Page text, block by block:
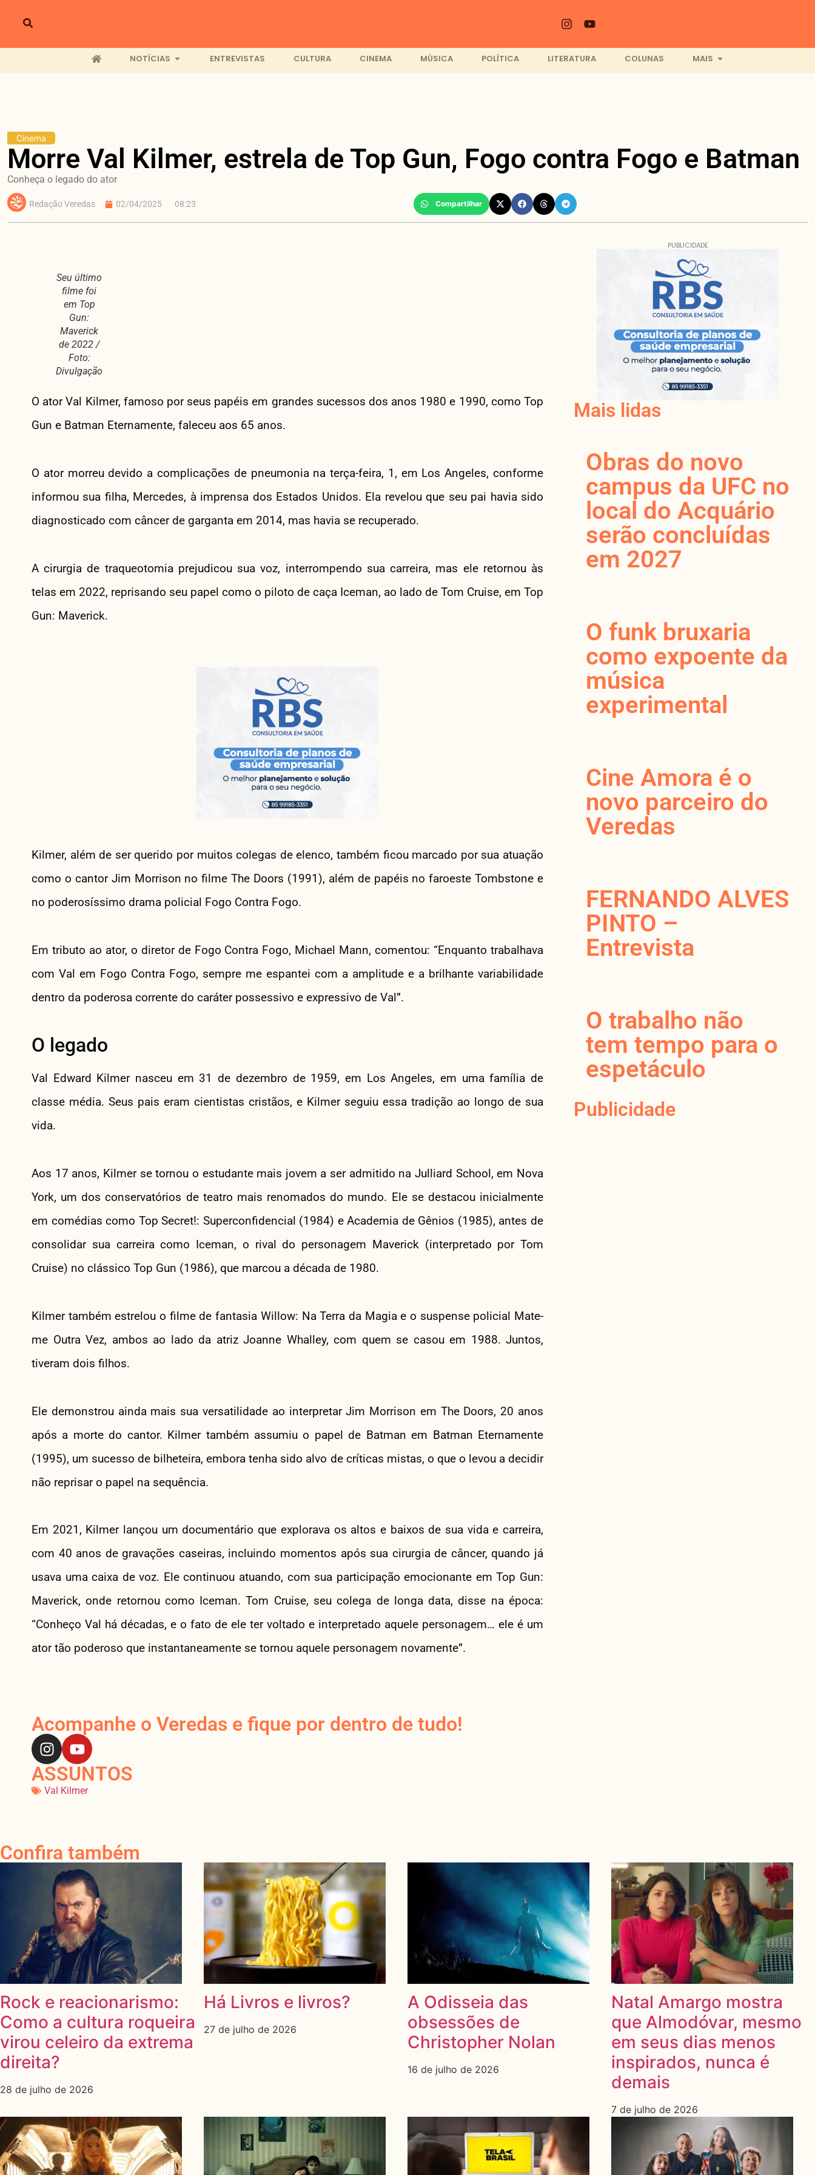
NOTÍCIAS ENTREVISTAS CULTURA CINEMA MÚSICA POLÍTICA LITERATURA COLUNAS MAIS
Cinema
Morre Val Kilmer, estrela de Top Gun, Fogo contra Fogo e Batman
Conheça o legado do ator
Redação Veredas 02/04/2025 08:23 Compartilhar
Seu último
filme foi
em Top
Gun:
Maverick
de 2022 /
Foto:
Divulgação
O ator Val Kilmer, famoso por seus papéis em grandes sucessos dos anos 1980 e 1990, como Top
Gun e Batman Eternamente, faleceu aos 65 anos.
O ator morreu devido a complicações de pneumonia na terça-feira, 1, em Los Angeles, conforme
informou sua filha, Mercedes, à imprensa dos Estados Unidos. Ela revelou que seu pai havia sido
diagnosticado com câncer de garganta em 2014, mas havia se recuperado.
A cirurgia de traqueotomia prejudicou sua voz, interrompendo sua carreira, mas ele retornou às
telas em 2022, reprisando seu papel como o piloto de caça Iceman, ao lado de Tom Cruise, em Top
Gun: Maverick.
Kilmer, além de ser querido por muitos colegas de elenco, também ficou marcado por sua atuação
como o cantor Jim Morrison no filme The Doors (1991), além de papéis no faroeste Tombstone e
no poderosíssimo drama policial Fogo Contra Fogo.
Em tributo ao ator, o diretor de Fogo Contra Fogo, Michael Mann, comentou: “Enquanto trabalhava
com Val em Fogo Contra Fogo, sempre me espantei com a amplitude e a brilhante variabilidade
dentro da poderosa corrente do caráter possessivo e expressivo de Val”.
O legado
Val Edward Kilmer nasceu em 31 de dezembro de 1959, em Los Angeles, em uma família de
classe média. Seus pais eram cientistas cristãos, e Kilmer seguiu essa tradição ao longo de sua
vida.
Aos 17 anos, Kilmer se tornou o estudante mais jovem a ser admitido na Julliard School, em Nova
York, um dos conservatórios de teatro mais renomados do mundo. Ele se destacou inicialmente
em comédias como Top Secret!: Superconfidencial (1984) e Academia de Gênios (1985), antes de
consolidar sua carreira como Iceman, o rival do personagem Maverick (interpretado por Tom
Cruise) no clássico Top Gun (1986), que marcou a década de 1980.
Kilmer também estrelou o filme de fantasia Willow: Na Terra da Magia e o suspense policial Mate-
me Outra Vez, ambos ao lado da atriz Joanne Whalley, com quem se casou em 1988. Juntos,
tiveram dois filhos.
Ele demonstrou ainda mais sua versatilidade ao interpretar Jim Morrison em The Doors, 20 anos
após a morte do cantor. Kilmer também assumiu o papel de Batman em Batman Eternamente
(1995), um sucesso de bilheteira, embora tenha sido alvo de críticas mistas, o que o levou a decidir
não reprisar o papel na sequência.
Em 2021, Kilmer lançou um documentário que explorava os altos e baixos de sua vida e carreira,
com 40 anos de gravações caseiras, incluindo momentos após sua cirurgia de câncer, quando já
usava uma caixa de voz. Ele continuou atuando, com sua participação emocionante em Top Gun:
Maverick, onde retornou como Iceman. Tom Cruise, seu colega de longa data, disse na época:
“Conheço Val há décadas, e o fato de ele ter voltado e interpretado aquele personagem… ele é um
ator tão poderoso que instantaneamente se tornou aquele personagem novamente”.
Acompanhe o Veredas e fique por dentro de tudo!
ASSUNTOS
Val Kilmer
PUBLICIDADE
Mais lidas
Obras do novo
campus da UFC no
local do Acquário
serão concluídas
em 2027
O funk bruxaria
como expoente da
música
experimental
Cine Amora é o
novo parceiro do
Veredas
FERNANDO ALVES
PINTO –
Entrevista
O trabalho não
tem tempo para o
espetáculo
Publicidade
Confira também
Rock e reacionarismo:
Como a cultura roqueira
virou celeiro da extrema
direita?
28 de julho de 2026
Há Livros e livros?
27 de julho de 2026
A Odisseia das
obsessões de
Christopher Nolan
16 de julho de 2026
Natal Amargo mostra
que Almodóvar, mesmo
em seus dias menos
inspirados, nunca é
demais
7 de julho de 2026